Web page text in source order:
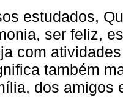
estudados,
ser feliz,
com
também
dos amigos